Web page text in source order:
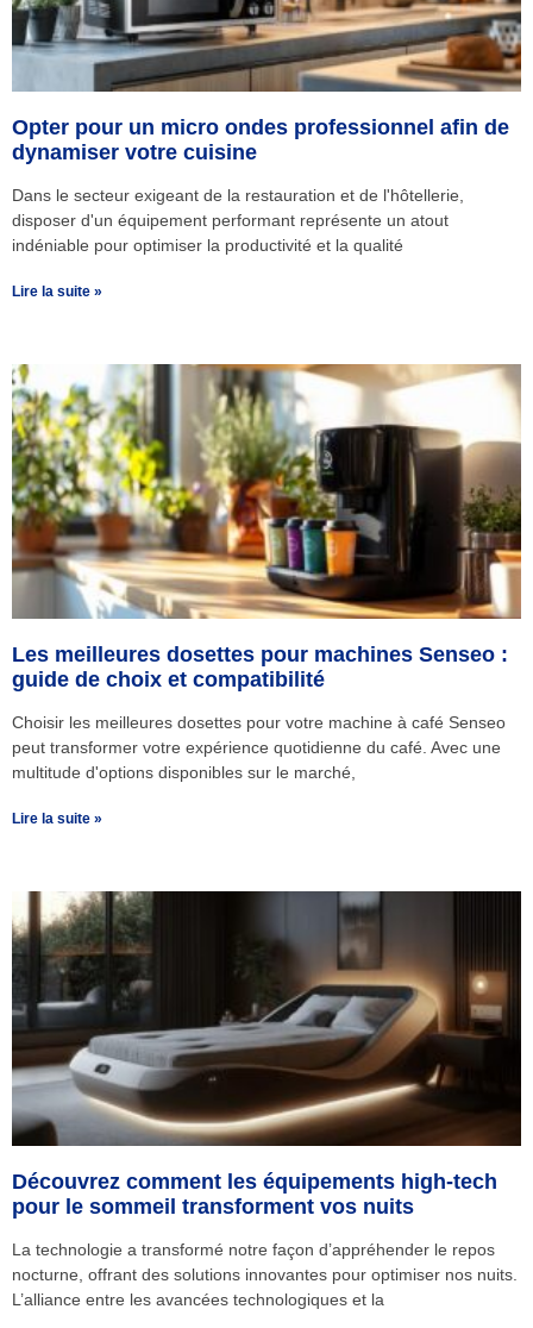
Opter pour un micro ondes professionnel afin de
dynamiser votre cuisine
Dans le secteur exigeant de la restauration et de l'hôtellerie,
disposer d'un équipement performant représente un atout
indéniable pour optimiser la productivité et la qualité
Lire la suite »
Les meilleures dosettes pour machines Senseo :
guide de choix et compatibilité
Choisir les meilleures dosettes pour votre machine à café Senseo
peut transformer votre expérience quotidienne du café. Avec une
multitude d'options disponibles sur le marché,
Lire la suite »
Découvrez comment les équipements high-tech
pour le sommeil transforment vos nuits
La technologie a transformé notre façon d’appréhender le repos
nocturne, offrant des solutions innovantes pour optimiser nos nuits.
L’alliance entre les avancées technologiques et la